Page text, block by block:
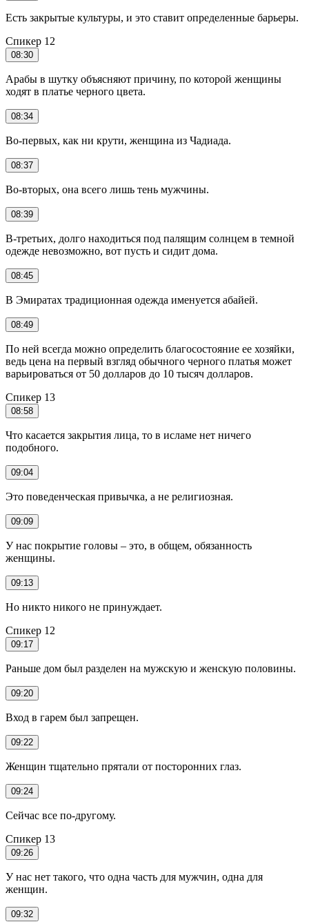
Есть закрытые культуры, и это ставит определенные барьеры.
Спикер 12
08:30
Арабы в шутку объясняют причину, по которой женщины
ходят в платье черного цвета.
08:34
Во-первых, как ни крути, женщина из Чадиада.
08:37
Во-вторых, она всего лишь тень мужчины.
08:39
В-третьих, долго находиться под палящим солнцем в темной
одежде невозможно, вот пусть и сидит дома.
08:45
В Эмиратах традиционная одежда именуется абайей.
08:49
По ней всегда можно определить благосостояние ее хозяйки,
ведь цена на первый взгляд обычного черного платья может
варьироваться от 50 долларов до 10 тысяч долларов.
Спикер 13
08:58
Что касается закрытия лица, то в исламе нет ничего
подобного.
09:04
Это поведенческая привычка, а не религиозная.
09:09
У нас покрытие головы – это, в общем, обязанность
женщины.
09:13
Но никто никого не принуждает.
Спикер 12
09:17
Раньше дом был разделен на мужскую и женскую половины.
09:20
Вход в гарем был запрещен.
09:22
Женщин тщательно прятали от посторонних глаз.
09:24
Сейчас все по-другому.
Спикер 13
09:26
У нас нет такого, что одна часть для мужчин, одна для
женщин.
09:32